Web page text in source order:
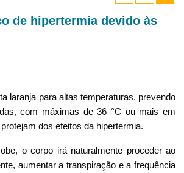
de hipertermia devido às
laranja para altas temperaturas, prevendo
com máximas de 36 °C ou mais em
dos efeitos da hipertermia.
o corpo irá naturalmente proceder ao
aumentar a transpiração e a frequência